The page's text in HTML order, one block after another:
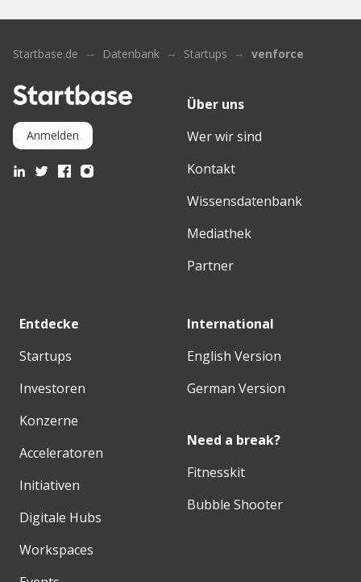
Startbase.de Datenbank Startups venforce
Anmelden
Über uns
Wer wir sind
Kontakt
Wissensdatenbank
Mediathek
Partner
Entdecke
Startups
Investoren
Konzerne
Acceleratoren
Initiativen
Digitale Hubs
Workspaces
International
English Version
German Version
Need a break?
Fitnesskit
Bubble Shooter